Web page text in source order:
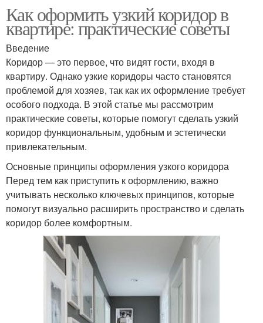
Как оформить узкий коридор в
квартире: практические советы
Введение
Коридор — это первое, что видят гости, входя в
квартиру. Однако узкие коридоры часто становятся
проблемой для хозяев, так как их оформление требует
особого подхода. В этой статье мы рассмотрим
практические советы, которые помогут сделать узкий
коридор функциональным, удобным и эстетически
привлекательным.
Основные принципы оформления узкого коридора
Перед тем как приступить к оформлению, важно
учитывать несколько ключевых принципов, которые
помогут визуально расширить пространство и сделать
коридор более комфортным.